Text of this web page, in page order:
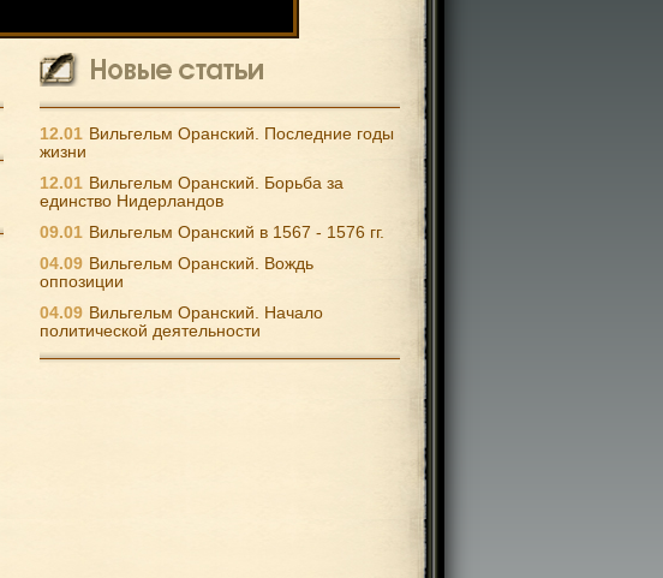
12.01 Вильгельм Оранский. Последние годы
жизни
12.01 Вильгельм Оранский. Борьба за
единство Нидерландов
09.01 Вильгельм Оранский в 1567 - 1576 гг.
04.09 Вильгельм Оранский. Вождь
оппозиции
04.09 Вильгельм Оранский. Начало
политической деятельности